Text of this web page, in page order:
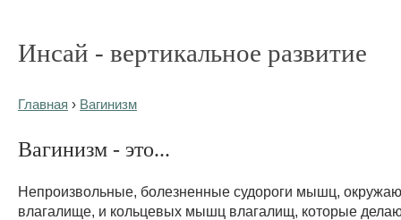
Инсай - вертикальное развитие
Главная › Вагинизм
Вагинизм - это...
Непроизвольные, болезненные судороги мышц,
влагалище, и кольцевых мышц влагалищ, которые